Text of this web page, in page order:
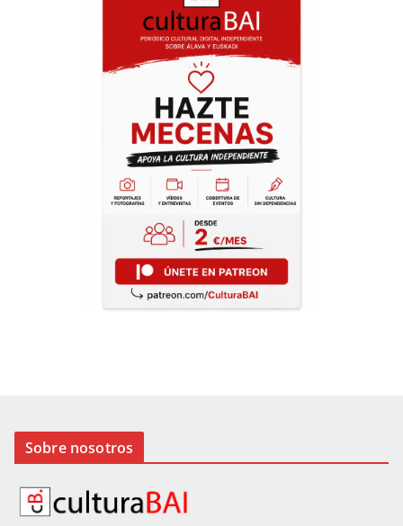
Sobre nosotros